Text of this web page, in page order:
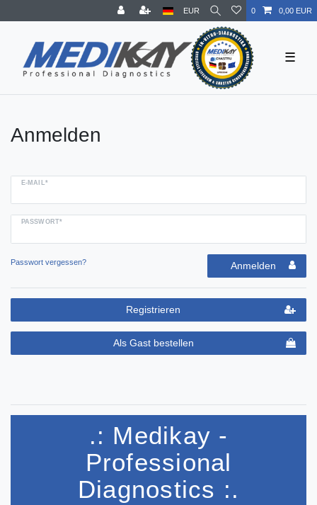
EUR 0 0,00 EUR
☰
Anmelden
E-MAIL*
PASSWORT*
Passwort vergessen? Anmelden
Registrieren
Als Gast bestellen
.: Medikay -
Professional
Diagnostics :.